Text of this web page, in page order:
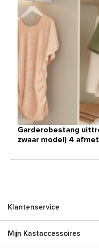
Garderobestang
zwaar model) 4
Klantenservice
Mijn Kastaccessoires